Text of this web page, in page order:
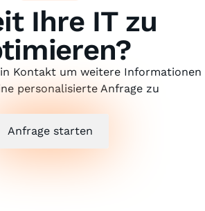
Ihre IT zu
Kontakt um weitere Informationen
personalisierte Anfrage zu
Anfrage starten